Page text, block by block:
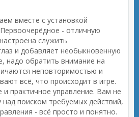
вместе с установкой
- отличную
служить
и добавляет необыкновенную
надо обратить внимание на
неповторимостью и
всё, что происходит в игре.
и практичное управление. Вам не
над поиском требуемых действий,
- всё просто и понятно.